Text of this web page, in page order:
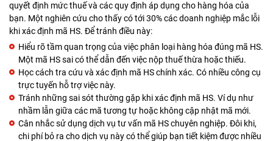
quyết định mức thuế và các quy định áp dụng cho hàng hóa của
bạn. Một nghiên cứu cho thấy có tới 30% các doanh nghiệp mắc lỗi
khi xác định mã HS. Để tránh điều này:
Hiểu rõ tầm quan trọng của việc phân loại hàng hóa đúng mã HS.
Một mã HS sai có thể dẫn đến việc nộp thuế thừa hoặc thiếu.
Học cách tra cứu và xác định mã HS chính xác. Có nhiều công cụ
trực tuyến hỗ trợ việc này.
Tránh những sai sót thường gặp khi xác định mã HS. Ví dụ như
nhầm lẫn giữa các mã tương tự hoặc không cập nhật mã mới.
Cân nhắc sử dụng dịch vụ tư vấn mã HS chuyên nghiệp. Đôi khi,
chi phí bỏ ra cho dịch vụ này có thể giúp bạn tiết kiệm được nhiều